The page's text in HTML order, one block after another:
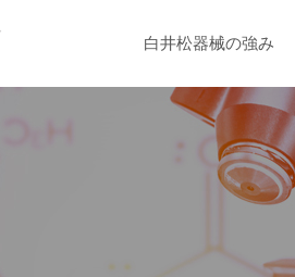
白井松器械の強み